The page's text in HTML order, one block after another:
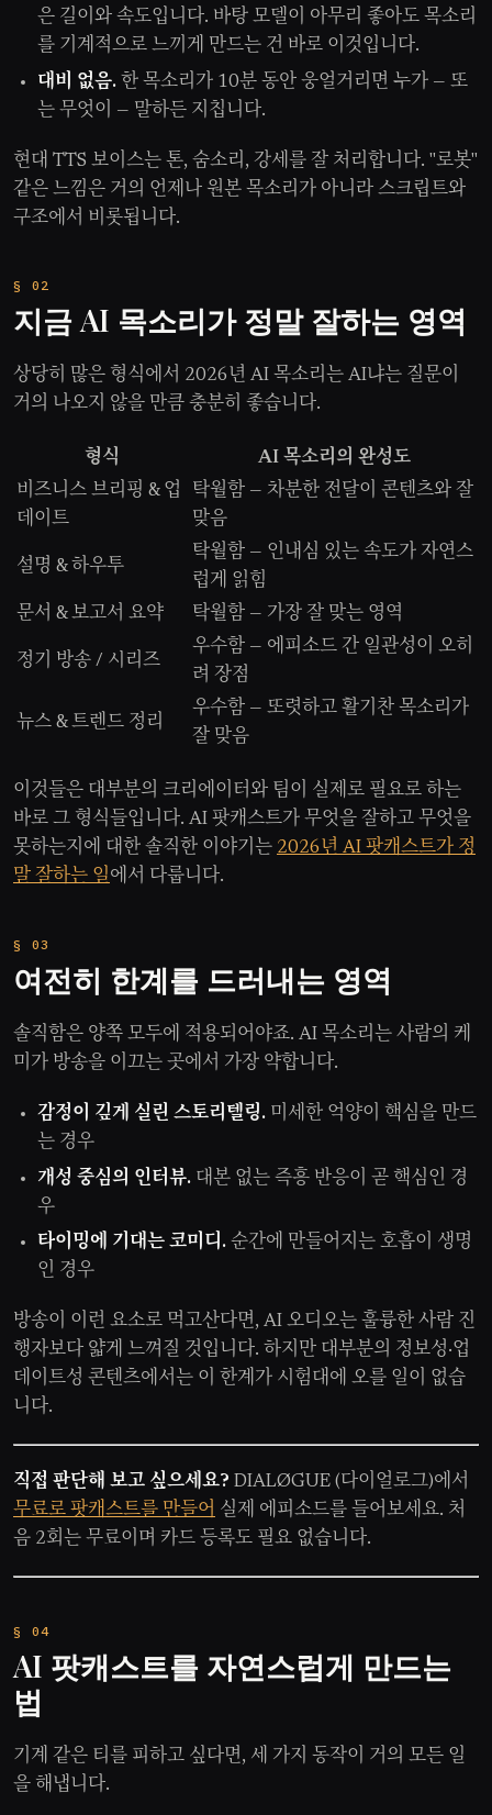
은 길이와 속도입니다. 바탕 모델이 아무리 좋아도 목소리
를 기계적으로 느끼게 만드는 건 바로 이것입니다.
대비 없음. 한 목소리가 10분 동안 웅얼거리면 누가 — 또
는 무엇이 — 말하든 지칩니다.
현대 TTS 보이스는 톤, 숨소리, 강세를 잘 처리합니다. "로봇"
같은 느낌은 거의 언제나 원본 목소리가 아니라 스크립트와
구조에서 비롯됩니다.
지금 AI 목소리가 정말 잘하는 영역
상당히 많은 형식에서 2026년 AI 목소리는 AI냐는 질문이
거의 나오지 않을 만큼 충분히 좋습니다.
형식
AI 목소리의 완성도
비즈니스 브리핑 & 업
데이트
탁월함 — 차분한 전달이 콘텐츠와 잘
맞음
설명 & 하우투
탁월함 — 인내심 있는 속도가 자연스
럽게 읽힘
문서 & 보고서 요약
탁월함 — 가장 잘 맞는 영역
정기 방송 / 시리즈
우수함 — 에피소드 간 일관성이 오히
려 장점
뉴스 & 트렌드 정리
우수함 — 또렷하고 활기찬 목소리가
잘 맞음
이것들은 대부분의 크리에이터와 팀이 실제로 필요로 하는
바로 그 형식들입니다. AI 팟캐스트가 무엇을 잘하고 무엇을
못하는지에 대한 솔직한 이야기는 2026년 AI 팟캐스트가 정
말 잘하는 일에서 다룹니다.
여전히 한계를 드러내는 영역
솔직함은 양쪽 모두에 적용되어야죠. AI 목소리는 사람의 케
미가 방송을 이끄는 곳에서 가장 약합니다.
감정이 깊게 실린 스토리텔링. 미세한 억양이 핵심을 만드
는 경우
개성 중심의 인터뷰. 대본 없는 즉흥 반응이 곧 핵심인 경
우
타이밍에 기대는 코미디. 순간에 만들어지는 호흡이 생명
인 경우
방송이 이런 요소로 먹고산다면, AI 오디오는 훌륭한 사람 진
행자보다 얇게 느껴질 것입니다. 하지만 대부분의 정보성·업
데이트성 콘텐츠에서는 이 한계가 시험대에 오를 일이 없습
니다.
직접 판단해 보고 싶으세요? DIALØGUE (다이얼로그)에서
무료로 팟캐스트를 만들어 실제 에피소드를 들어보세요. 처
음 2회는 무료이며 카드 등록도 필요 없습니다.
AI 팟캐스트를 자연스럽게 만드는
법
기계 같은 티를 피하고 싶다면, 세 가지 동작이 거의 모든 일
을 해냅니다.